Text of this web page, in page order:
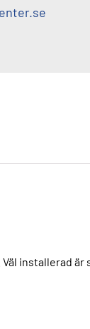
installerad är